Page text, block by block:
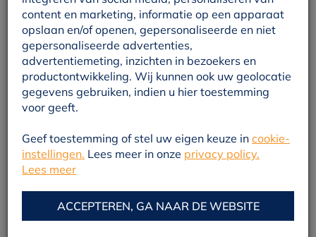
In Nederland lenen veel wijken zich goed voor een
collectief warmtenet. Het is een efficiënte manier om
veel woningen tegelijk aardgasvrij te maken. En dat
tegen relatief lage maatschappelijke kosten én met
minder druk op het overvolle elektriciteitsnet. Toch
warmtenetten. Terwijl de tijd dringt. Meer dan honderd
content en marketing, informatie op een apparaat
opslaan en/of openen, gepersonaliseerde en niet
gepersonaliseerde advertenties,
advertentiemeting, inzichten in bezoekers en
productontwikkeling. Wij kunnen ook uw geolocatie
gegevens gebruiken, indien u hier toestemming
voor geeft.
Geef toestemming of stel uw eigen keuze in cookie-
instellingen. Lees meer in onze privacy policy.
Lees meer
ACCEPTEREN, GA NAAR DE WEBSITE